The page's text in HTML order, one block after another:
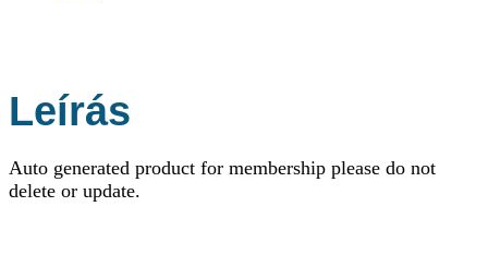
Leírás
Auto generated product for membership please do not
delete or update.